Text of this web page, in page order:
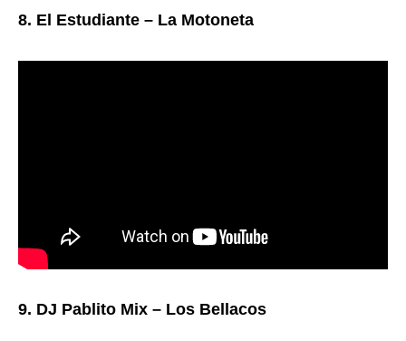
8. El Estudiante – La Motoneta
9. DJ Pablito Mix – Los Bellacos